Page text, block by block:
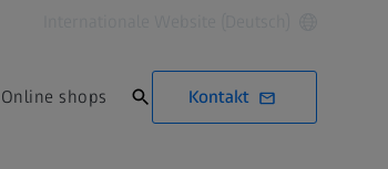
Online shops Kontakt